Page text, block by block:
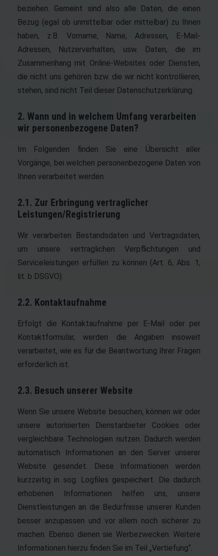
beziehen. Gemeint sind also alle Daten, die einen
Bezug (egal ob unmittelbar oder mittelbar) zu Ihnen
haben, z.B. Vorname, Name, Adressen, E-Mail-
Adressen, Nutzerverhalten, usw. Daten, die im
Zusammenhang mit Online-Websites oder Diensten,
die nicht uns gehören bzw. die wir nicht kontrollieren,
stehen, sind nicht Teil dieser Datenschutzerklärung.
2. Wann und in welchem Umfang verarbeiten
wir personenbezogene Daten?
Im Folgenden finden Sie eine Übersicht aller
Vorgänge, bei welchen personenbezogene Daten von
Ihnen verarbeitet werden.
2.1. Zur Erbringung vertraglicher
Leistungen/Registrierung
Wir verarbeiten Bestandsdaten und Vertragsdaten,
um unsere vertraglichen Verpflichtungen und
Serviceleistungen erfüllen zu können (Art. 6, Abs. 1,
lit. b DSGVO).
2.2. Kontaktaufnahme
Erfolgt die Kontaktaufnahme per E-Mail oder per
Kontaktformular, werden die Angaben insoweit
verarbeitet, wie es für die Beantwortung Ihrer Fragen
erforderlich ist.
2.3. Besuch unserer Website
Wenn Sie unsere Website besuchen, können wir oder
unsere autorisierten Dienstanbieter Cookies oder
vergleichbare Technologien nutzen. Dadurch werden
automatisch Informationen an den Server unserer
Website gesendet. Diese Informationen werden
kurzzeitig in sog. Logfiles gespeichert. Die dadurch
erhobenen Informationen helfen uns, unsere
Dienstleistungen an die Bedürfnisse unserer Kunden
besser anzupassen und vor allem noch sicherer zu
machen. Ebenso dienen sie Werbezwecken. Weitere
Informationen hierzu finden Sie im Teil „Vertiefung“.